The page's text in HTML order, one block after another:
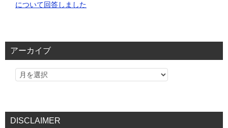
について回答しました
アーカイブ
DISCLAIMER